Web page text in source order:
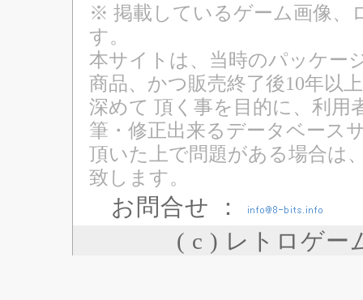
※ 掲載しているゲーム画像、
す。
本サイトは、当時のパッケー
商品、かつ販売終了後10年以
深めて 頂く事を目的に、利用
筆・修正出来るデータベース
頂いた上で問題がある場合は
致します。
お問合せ ：
( c ) レトロゲー